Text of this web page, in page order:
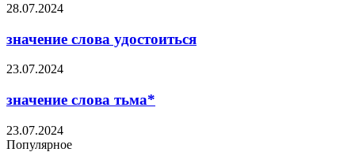
28.07.2024
значение слова удостоиться
23.07.2024
значение слова тьма*
23.07.2024
Популярное